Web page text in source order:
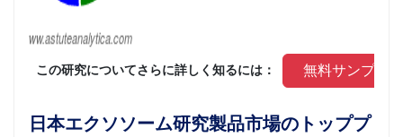
この研究についてさらに詳しく知るには： 無料サンプル
日本エクソソーム研究製品市場のトッププ